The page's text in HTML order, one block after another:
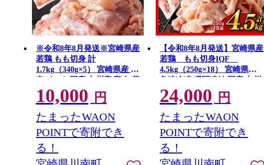
※令和8年8月発送※宮崎県産
若鶏 もも切身 計
1.7kg（340g×5） 宮崎県産 真
空パック 国産 九州産 鶏肉 若
鶏 肉 とり もも モモ肉 宮崎
県 川南町 送料無料
10,000 円
たまったWAON
POINTで寄附でき
る！
【令和8年8月発送】宮崎県産
若鶏 もも切身IQF
4.5kg（250g×18） 宮崎県産
急速冷凍 瞬間凍結 国産 九州
産 鶏肉 若鶏 肉 とり もも モ
モ肉 大容量 宮崎県 川南町 送
料無料
24,000 円
たまったWAON
POINTで寄附でき
る！